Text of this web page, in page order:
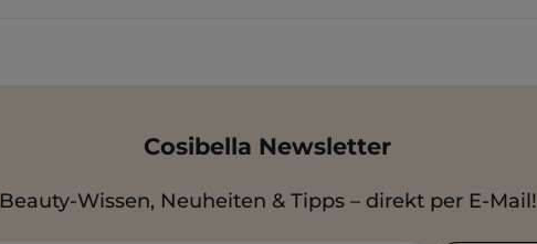
Cosibella Newsletter
Beauty-Wissen, Neuheiten & Tipps – direkt per E-Mail!